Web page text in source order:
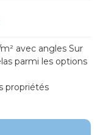
avec angles Sur
parmi les options
propriétés